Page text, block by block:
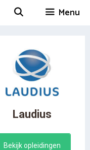
Menu
Laudius
Bekijk opleidingen